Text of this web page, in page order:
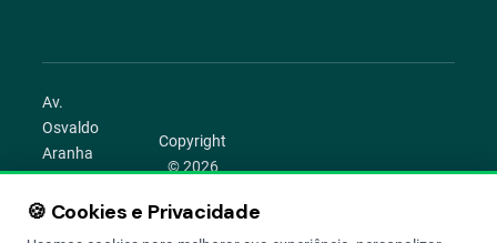
Av.
Osvaldo
Aranha
1022 –
Bom
Copyright
© 2026
Todos os
🍪 Cookies e Privacidade